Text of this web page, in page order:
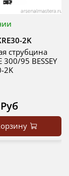
2K
струбцина
300/95 BESSEY
2K